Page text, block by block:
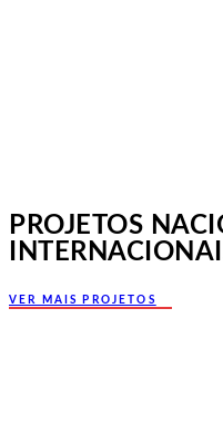
PROJETOS
VER MAIS PROJETOS